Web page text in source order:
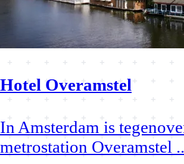
Hotel Overamstel
In Amsterdam is
metrostation Overamstel